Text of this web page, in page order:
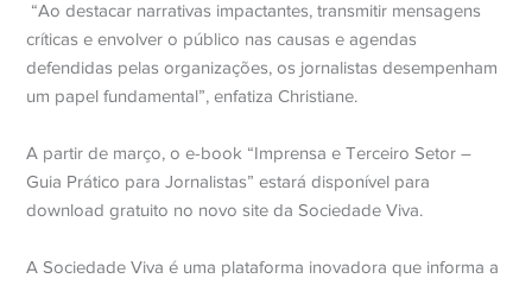
“Ao destacar narrativas impactantes, transmitir mensagens
críticas e envolver o público nas causas e agendas
defendidas pelas organizações, os jornalistas desempenham
um papel fundamental”, enfatiza Christiane.
A partir de março, o e-book “Imprensa e Terceiro Setor –
Guia Prático para Jornalistas” estará disponível para
download gratuito no novo site da Sociedade Viva.
A Sociedade Viva é uma plataforma inovadora que informa a